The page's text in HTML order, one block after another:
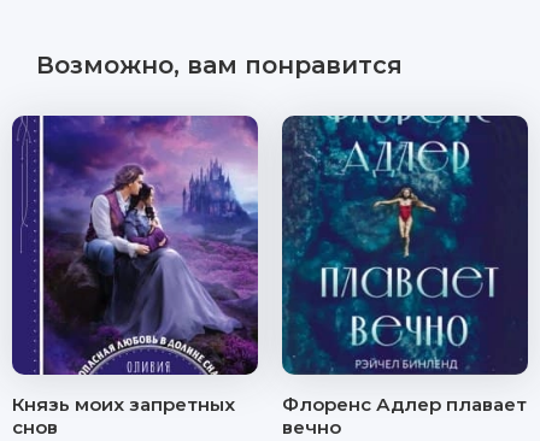
Возможно, вам понравится
Князь моих запретных
снов
Флоренс Адлер плавает
вечно